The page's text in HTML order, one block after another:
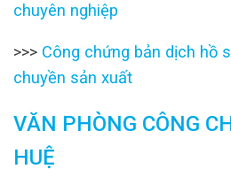
chuyên nghiệp
>>> Công chứng bản dịch hồ
chuyền sản xuất
VĂN PHÒNG CÔNG
HUỆ